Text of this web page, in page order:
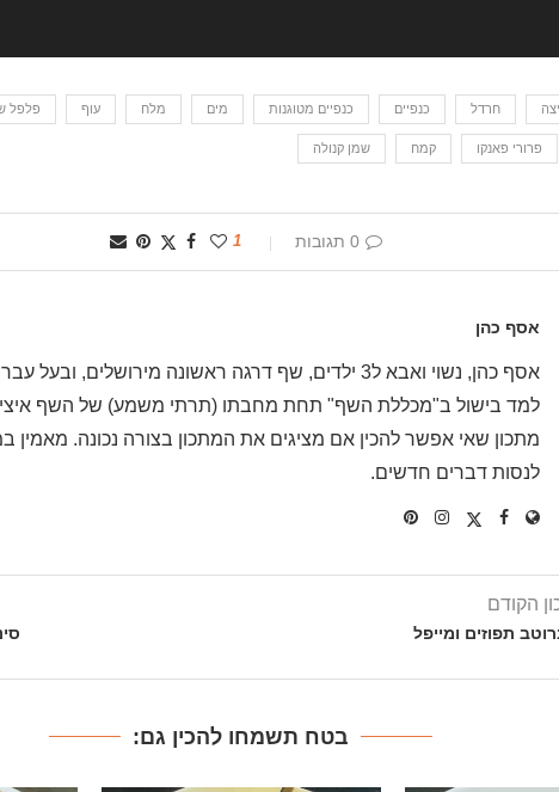
חרדל כנפיים כנפיים מטוגנות מים מלח עוף פלפל
פרורי פאנקו קמח שמן קנולה
0 תגובות 1
אסף כהן
אסף כהן, נשוי ואבא ל3 ילדים, שף דרגה ראשונה
למד בישול ב"מכללת השף" תחת מחבתו (תרתי משמע) של השף איציק
מתכון שאי אפשר להכין אם מציגים את המתכון בצורה נכונה. מאמין
לנסות דברים חדשים.
הקודם
תפוזים ומייפל
בטח תשמחו להכין גם: